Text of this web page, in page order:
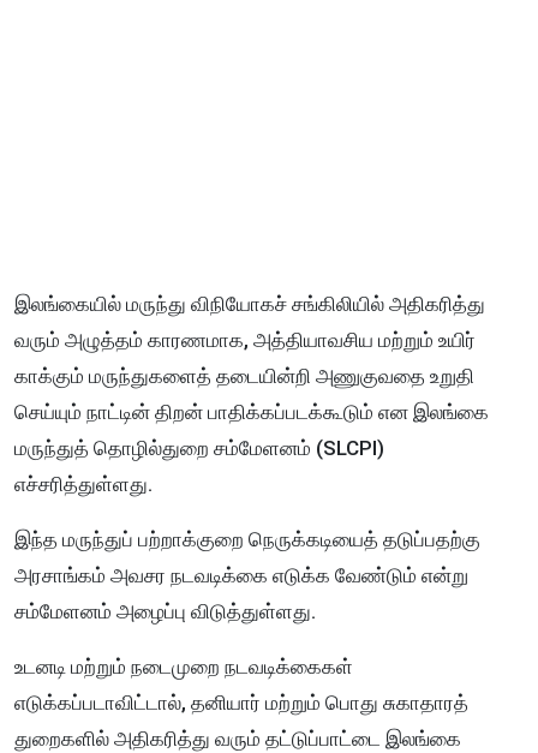
இலங்கையில் மருந்து விநியோகச் சங்கிலியில் அதிகரித்து
வரும் அழுத்தம் காரணமாக, அத்தியாவசிய மற்றும் உயிர்
காக்கும் மருந்துகளைத் தடையின்றி அணுகுவதை உறுதி
செய்யும் நாட்டின் திறன் பாதிக்கப்படக்கூடும் என இலங்கை
மருந்துத் தொழில்துறை சம்மேளனம் (SLCPI)
எச்சரித்துள்ளது.
இந்த மருந்துப் பற்றாக்குறை நெருக்கடியைத் தடுப்பதற்கு
அரசாங்கம் அவசர நடவடிக்கை எடுக்க வேண்டும் என்று
சம்மேளனம் அழைப்பு விடுத்துள்ளது.
உடனடி மற்றும் நடைமுறை நடவடிக்கைகள்
எடுக்கப்படாவிட்டால், தனியார் மற்றும் பொது சுகாதாரத்
துறைகளில் அதிகரித்து வரும் தட்டுப்பாட்டை இலங்கை